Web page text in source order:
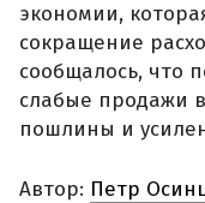
экономии,
сокращение
сообщалось, что
слабые продажи
пошлины и
Автор: Петр